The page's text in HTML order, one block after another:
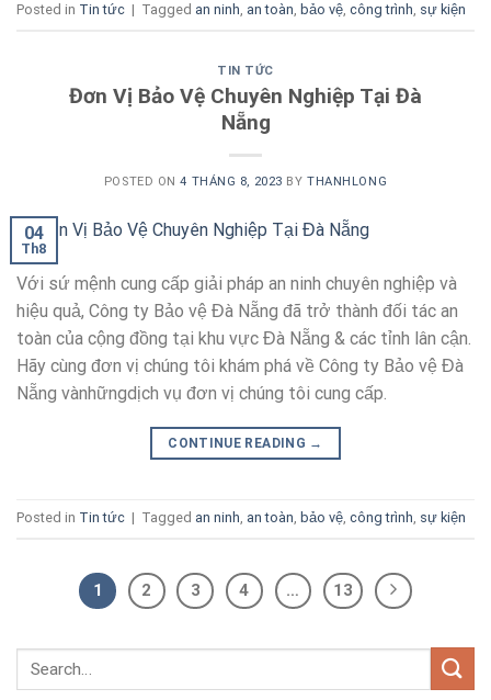
Posted in Tin tức | Tagged an ninh, an toàn, bảo vệ, công trình, sự kiện
TIN TỨC
Đơn Vị Bảo Vệ Chuyên Nghiệp Tại Đà
Nẵng
POSTED ON4 THÁNG 8, 2023 BYTHANHLONG
04
Th8
Với sứ mệnh cung cấp giải pháp an ninh chuyên nghiệp và
hiệu quả, Công ty Bảo vệ Đà Nẵng đã trở thành đối tác an
toàn của cộng đồng tại khu vực Đà Nẵng & các tỉnh lân cận.
Hãy cùng đơn vị chúng tôi khám phá về Công ty Bảo vệ Đà
Nẵng vànhữngdịch vụ đơn vị chúng tôi cung cấp.
CONTINUE READING →
Posted in Tin tức | Tagged an ninh, an toàn, bảo vệ, công trình, sự kiện
1 2 3 4 … 13